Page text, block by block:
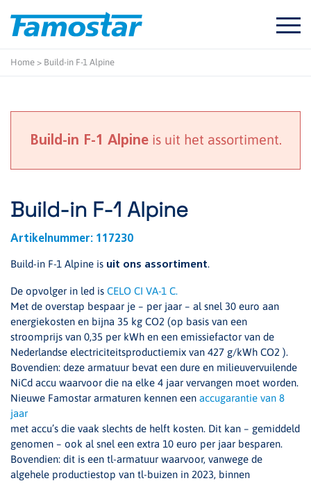
content
Home > Build-in F-1 Alpine
Build-in F-1 Alpineis uit het assortiment.
Build-in F-1 Alpine
Artikelnummer: 117230
Build-in F-1 Alpine is uit ons assortiment.
De opvolger in led is CELO CI VA-1 C.
Met de overstap bespaar je – per jaar – al snel 30 euro aan
energiekosten en bijna 35 kg CO2 (op basis van een
stroomprijs van 0,35 per kWh en een emissiefactor van de
Nederlandse electriciteitsproductiemix van 427 g/kWh CO2 ).
Bovendien: deze armatuur bevat een dure en milieuvervuilende
NiCd accu waarvoor die na elke 4 jaar vervangen moet worden.
Nieuwe Famostar armaturen kennen een accugarantie van 8
jaar
met accu’s die vaak slechts de helft kosten. Dit kan – gemiddeld
genomen – ook al snel een extra 10 euro per jaar besparen.
Bovendien: dit is een tl-armatuur waarvoor, vanwege de
algehele productiestop van tl-buizen in 2023, binnen